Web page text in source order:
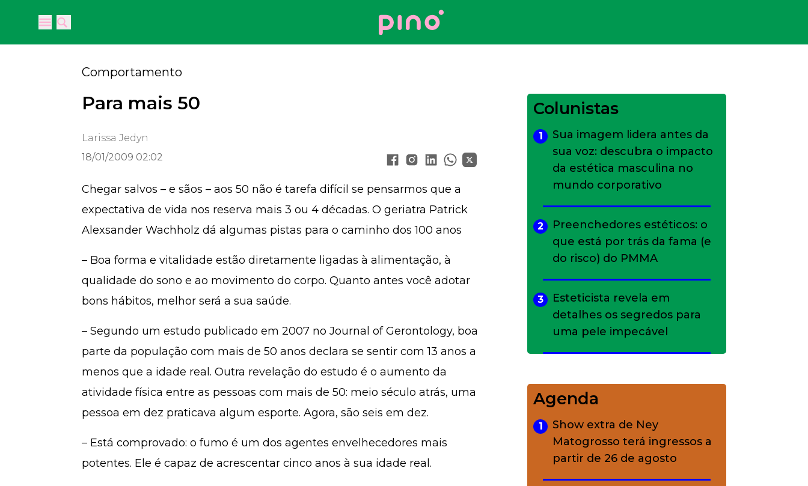
Open main menu
Open main menu
Your Company
Comportamento
Para mais 50
Larissa Jedyn
18/01/2009 02:02
Chegar salvos – e sãos – aos 50 não é tarefa difícil se pensarmos que a
expectativa de vida nos reserva mais 3 ou 4 décadas. O geriatra Patrick
Alexsander Wachholz dá algumas pistas para o caminho dos 100 anos
– Boa forma e vitalidade estão diretamente ligadas à alimentação, à
qualidade do sono e ao movimento do corpo. Quanto antes você adotar
bons hábitos, melhor será a sua saúde.
– Segundo um estudo publicado em 2007 no Journal of Gerontology, boa
parte da população com mais de 50 anos declara se sentir com 13 anos a
menos que a idade real. Outra revelação do estudo é o aumento da
atividade física entre as pessoas com mais de 50: meio século atrás, uma
pessoa em dez praticava algum esporte. Agora, são seis em dez.
– Está comprovado: o fumo é um dos agentes envelhecedores mais
potentes. Ele é capaz de acrescentar cinco anos à sua idade real.
Colunistas
1
Sua imagem lidera antes da
sua voz: descubra o impacto
da estética masculina no
mundo corporativo
2
Preenchedores estéticos: o
que está por trás da fama (e
do risco) do PMMA
3
Esteticista revela em
detalhes os segredos para
uma pele impecável
charme rústico que
conquistou o luxo
A ciência por trás da
skincare: a função de cada
ativo
Agenda
1
Show extra de Ney
Matogrosso terá ingressos a
partir de 26 de agosto